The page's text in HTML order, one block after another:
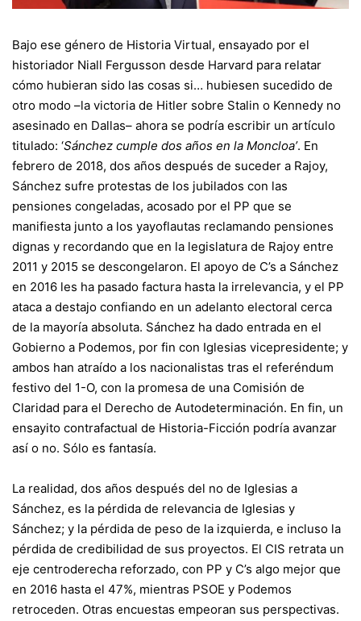
Bajo ese género de Historia Virtual, ensayado por el
historiador Niall Fergusson desde Harvard para relatar
cómo hubieran sido las cosas si… hubiesen sucedido de
otro modo –la victoria de Hitler sobre Stalin o Kennedy no
asesinado en Dallas– ahora se podría escribir un artículo
titulado: ‘Sánchez cumple dos años en la Moncloa’. En
febrero de 2018, dos años después de suceder a Rajoy,
Sánchez sufre protestas de los jubilados con las
pensiones congeladas, acosado por el PP que se
manifiesta junto a los yayoflautas reclamando pensiones
dignas y recordando que en la legislatura de Rajoy entre
2011 y 2015 se descongelaron. El apoyo de C’s a Sánchez
en 2016 les ha pasado factura hasta la irrelevancia, y el PP
ataca a destajo confiando en un adelanto electoral cerca
de la mayoría absoluta. Sánchez ha dado entrada en el
Gobierno a Podemos, por fin con Iglesias vicepresidente; y
ambos han atraído a los nacionalistas tras el referéndum
festivo del 1-O, con la promesa de una Comisión de
Claridad para el Derecho de Autodeterminación. En fin, un
ensayito contrafactual de Historia-Ficción podría avanzar
así o no. Sólo es fantasía.
La realidad, dos años después del no de Iglesias a
Sánchez, es la pérdida de relevancia de Iglesias y
Sánchez; y la pérdida de peso de la izquierda, e incluso la
pérdida de credibilidad de sus proyectos. El CIS retrata un
eje centroderecha reforzado, con PP y C’s algo mejor que
en 2016 hasta el 47%, mientras PSOE y Podemos
retroceden. Otras encuestas empeoran sus perspectivas.